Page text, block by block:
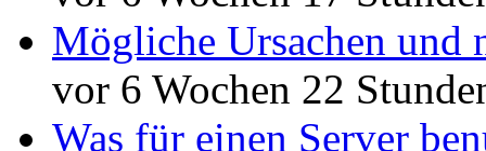
Mögliche Ursachen und
vor 6 Wochen 22
Was für einen Server